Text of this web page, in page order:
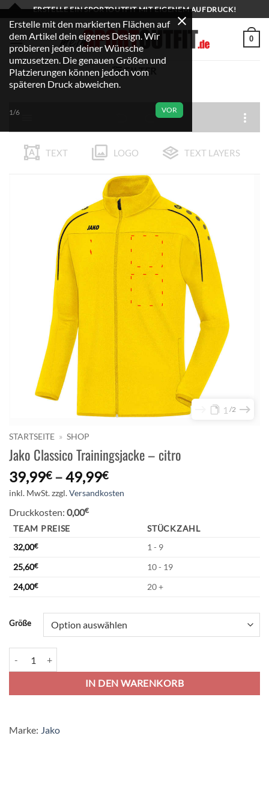
Zum
Inhalt
springen
ERSTELLE EIN SPORTOUTFIT MIT EIGENEM AUFDRUCK!
0
FILTER
TEXT LOGO TEXT LAYERS
1 2
STARTSEITE » SHOP
Jako Classico Trainingsjacke – citro
39,99€–49,99€
inkl. MwSt.zzgl.Versandkosten
Druckkosten: 0,00€
TEAM PREISE
STÜCKZAHL
32,00€
1 - 9
25,60€
10 - 19
24,00€ 20 +
Größe
IN DEN WARENKORB
Alternative:
Marke: Jako
Erstelle mit den markierten Flächen auf
dem Artikel dein eigenes Design. Wir
probieren jeden deiner Wünsche
umzusetzen. Die genauen Größen und
Platzierungen können jedoch vom
späteren Druck abweichen.
VOR
1/6